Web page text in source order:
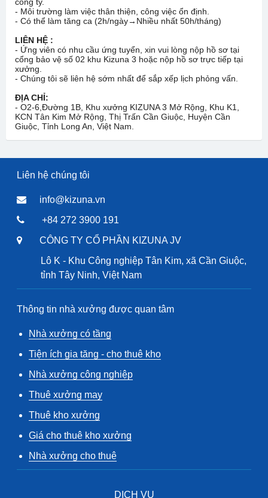
- Môi trường làm việc thân thiện, công việc ổn định.
- Có thể làm tăng ca (2h/ngày→Nhiều nhất 50h/tháng)
LIÊN HỆ :
- Ứng viên có nhu cầu ứng tuyển, xin vui lòng nộp hồ sơ tại
cổng bảo vệ số 02 khu Kizuna 3 hoặc nộp hồ sơ trực tiếp tại
xưởng.
- Chúng tôi sẽ liên hệ sớm nhất để sắp xếp lịch phỏng vấn.
ĐỊA CHỈ:
- O2-6,Đường 1B, Khu xưởng KIZUNA 3 Mở Rộng, Khu K1,
KCN Tân Kim Mở Rộng, Thị Trấn Cần Giuộc, Huyện Cần
Giuộc, Tỉnh Long An, Việt Nam.
Liên hệ chúng tôi
info@kizuna.vn
+84 272 3900 191
CÔNG TY CỔ PHẦN KIZUNA JV
Lô K - Khu Công nghiệp Tân Kim, xã Cần Giuộc,
tỉnh Tây Ninh, Việt Nam
Thông tin nhà xưởng được quan tâm
Nhà xưởng có tầng
Tiện ích gia tăng - cho thuê kho
Nhà xưởng công nghiệp
Thuê xưởng may
Thuê kho xưởng
Giá cho thuê kho xưởng
Nhà xưởng cho thuê
DỊCH VỤ